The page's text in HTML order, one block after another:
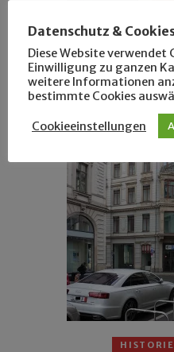
ANSEHEN
Bilder
HISTORIE
Datenschutz &
Diese Website verwendet
Einwilligung zu ganzen
weitere Informationen
bestimmte Cookies
Cookieeinstellungen